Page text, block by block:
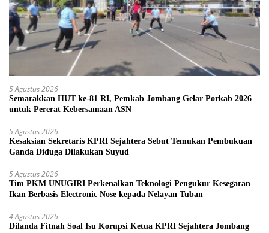
5 Agustus 2026
Semarakkan HUT ke-81 RI, Pemkab Jombang Gelar Porkab 2026
untuk Pererat Kebersamaan ASN
5 Agustus 2026
Kesaksian Sekretaris KPRI Sejahtera Sebut Temukan Pembukuan
Ganda Diduga Dilakukan Suyud
5 Agustus 2026
Tim PKM UNUGIRI Perkenalkan Teknologi Pengukur Kesegaran
Ikan Berbasis Electronic Nose kepada Nelayan Tuban
4 Agustus 2026
Dilanda Fitnah Soal Isu Korupsi Ketua KPRI Sejahtera Jombang